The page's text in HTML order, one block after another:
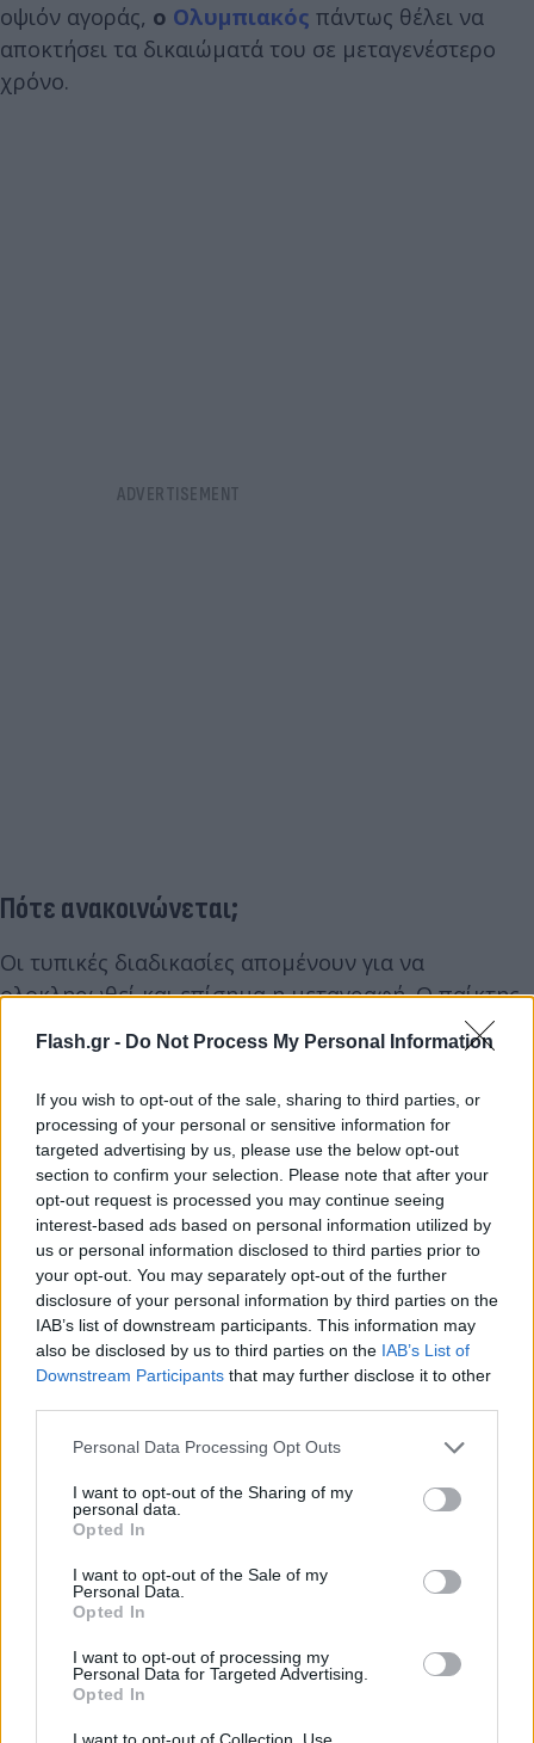
Flash.gr - Do Not Process My Personal Information
If you wish to opt-out of the sale, sharing to third parties, or
processing of your personal or sensitive information for
targeted advertising by us, please use the below opt-out
section to confirm your selection. Please note that after your
opt-out request is processed you may continue seeing
interest-based ads based on personal information utilized by
us or personal information disclosed to third parties prior to
your opt-out. You may separately opt-out of the further
disclosure of your personal information by third parties on the
IAB’s list of downstream participants. This information may
also be disclosed by us to third parties on the IAB’s List of
Downstream Participants that may further disclose it to other
Please note that this website/app uses one or more Google
not limited to your visit or usage behaviour. You may click to
grant or deny consent to Google and its third-party tags to
use your data for below specified purposes in below Google
consent section.
Personal Data Processing Opt Outs
I want to opt-out of the Sharing of my
personal data.
Opted In
I want to opt-out of the Sale of my
Personal Data.
Opted In
I want to opt-out of processing my
Personal Data for Targeted Advertising.
Opted In
I want to opt-out of Collection, Use,
οψιόν αγοράς, ο Ολυμπιακός πάντως θέλει να
αποκτήσει τα δικαιώματά του σε μεταγενέστερο
χρόνο.
Πότε ανακοινώνεται;
Οι τυπικές διαδικασίες απομένουν για να
ολοκληρωθεί και επίσημα η μεταγραφή. Ο παίκτης
θα περάσει από τις απαραίτητες ιατρικές εξετάσεις,
θα υπογράψει το συμβόλαιό του και στη συνέχεια η
ΠΑΕ Ολυμπιακός θα προχωρήσει στην ανακοίνωση
της απόκτησής του.
Η παρουσία του στην Ολλανδία, μάλιστα, δείχνει
ότι δεν υπάρχει πλέον κάποιο ουσιαστικό εμπόδιο
στην ολοκλήρωση της μετακίνησης.
είχε την ευκαιρία να γνωρίσει τον Χοσέ Λουίς
Μεντιλίμπαρ
του συμπαίκτες.